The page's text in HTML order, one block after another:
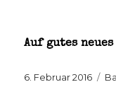
Auf gutes
Veröffentlicht
6. Februar 2016